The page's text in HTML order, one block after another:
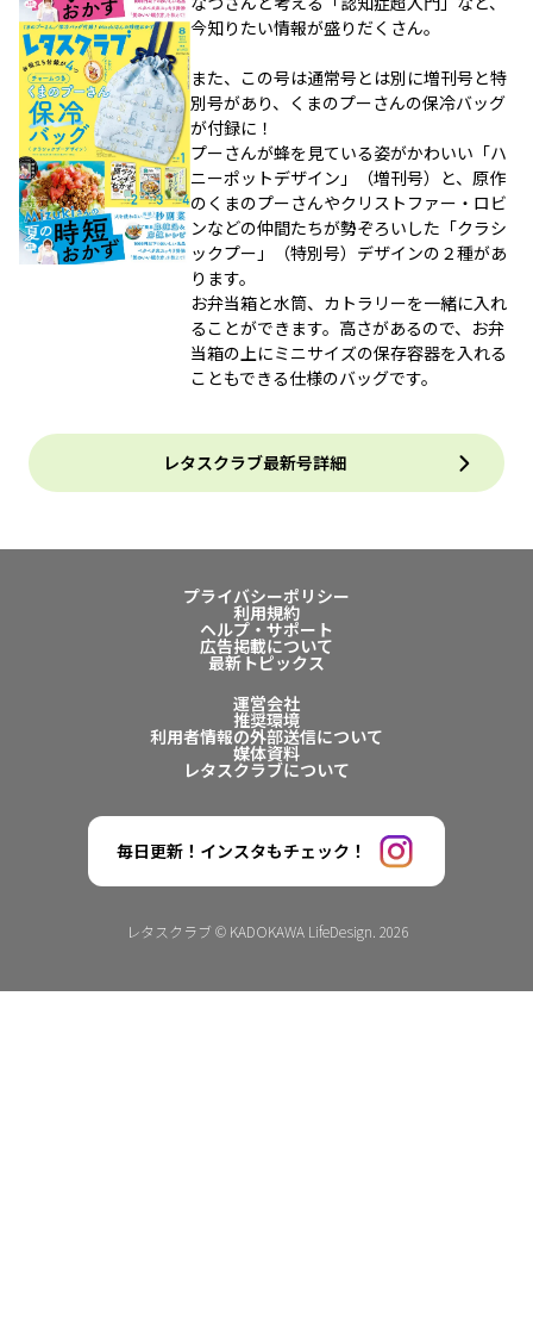
今知りたい情報が盛りだくさん。
また、この号は通常号とは別に増刊号と特
別号があり、くまのプーさんの保冷バッグ
が付録に！
プーさんが蜂を見ている姿がかわいい「ハ
ニーポットデザイン」（増刊号）と、原作
のくまのプーさんやクリストファー・ロビ
ンなどの仲間たちが勢ぞろいした「クラシ
ックプー」（特別号）デザインの２種があ
ります。
お弁当箱と水筒、カトラリーを一緒に入れ
ることができます。高さがあるので、お弁
当箱の上にミニサイズの保存容器を入れる
こともできる仕様のバッグです。
レタスクラブ最新号詳細
プライバシーポリシー
利用規約
ヘルプ・サポート
広告掲載について
最新トピックス
運営会社
推奨環境
利用者情報の外部送信について
媒体資料
レタスクラブについて
毎日更新！インスタもチェック！
レタスクラブ © KADOKAWA LifeDesign. 2026